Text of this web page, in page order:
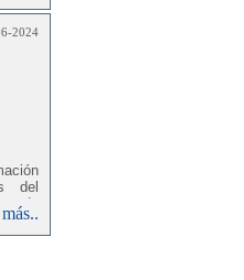
2024
del
de
de la